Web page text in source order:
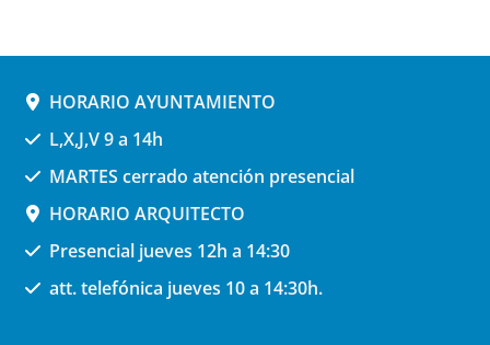
HORARIO AYUNTAMIENTO
L,X,J,V 9 a 14h
MARTES cerrado atención presencial
HORARIO ARQUITECTO
Presencial jueves 12h a 14:30
att. telefónica jueves 10 a 14:30h.